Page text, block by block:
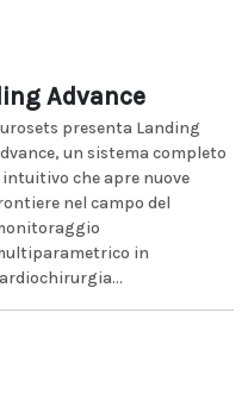
Advance
presenta Landing
un sistema completo
intuitivo che apre nuove
nel campo del
in